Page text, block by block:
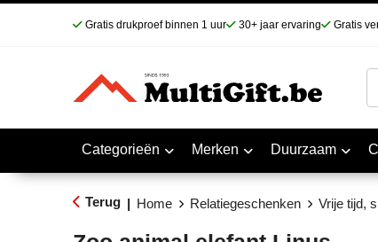
Gratis drukproef binnen 1 uur 30+ jaar ervaring Gratis
Categorieën Merken Duurzaam
Terug | Home Relatiegeschenken Vrije tijd,